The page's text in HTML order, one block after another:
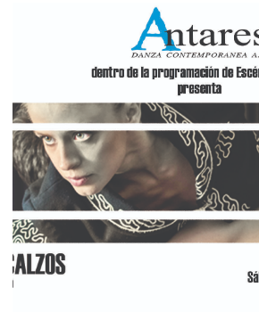
Festival
Internacional
del
Pitic
2017"